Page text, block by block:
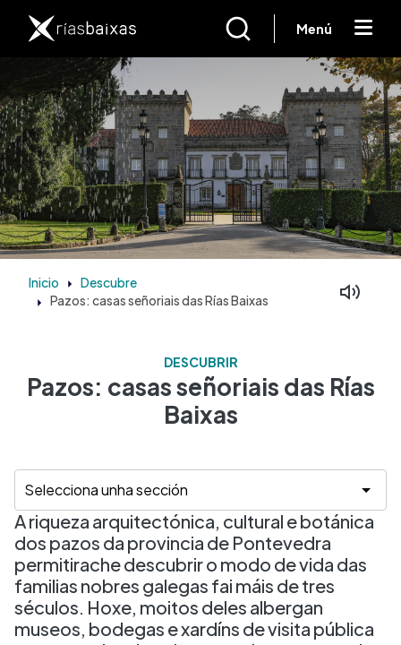
Menú
Inicio Descubre
Pazos: casas señoriais das Rías Baixas
DESCUBRIR
Pazos: casas señoriais das Rías
Baixas
A riqueza arquitectónica, cultural e botánica
dos pazos da provincia de Pontevedra
permitirache descubrir o modo de vida das
familias nobres galegas fai máis de tres
séculos. Hoxe, moitos deles albergan
museos, bodegas e xardíns de visita pública